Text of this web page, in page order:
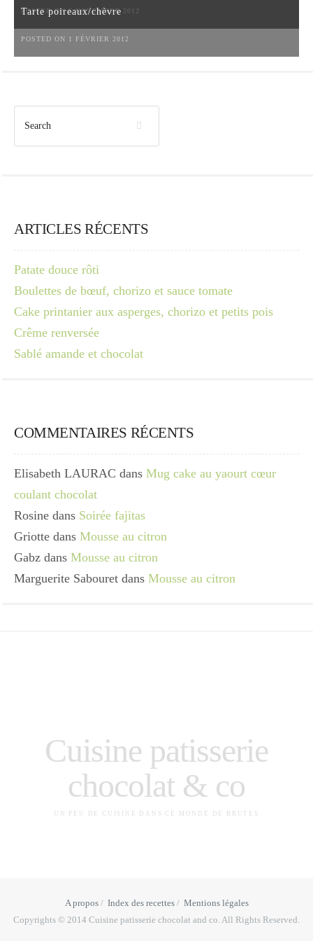
POSTED ON 6 NOVEMBRE 2012
Tarte poireaux/chèvre
POSTED ON 1 FÉVRIER 2012
ARTICLES RÉCENTS
Patate douce rôti
Boulettes de bœuf, chorizo et sauce tomate
Cake printanier aux asperges, chorizo et petits pois
Crême renversée
Sablé amande et chocolat
COMMENTAIRES RÉCENTS
Elisabeth LAURAC dans Mug cake au yaourt cœur
coulant chocolat
Rosine dans Soirée fajitas
Griotte dans Mousse au citron
Gabz dans Mousse au citron
Marguerite Sabouret dans Mousse au citron
Cuisine patisserie
chocolat & co
UN PEU DE CUISINE DANS CE MONDE DE BRUTES
A propos Index des recettes
Mentions légales
Copyrights © 2014 Cuisine patisserie chocolat and co. All Rights Reserved.